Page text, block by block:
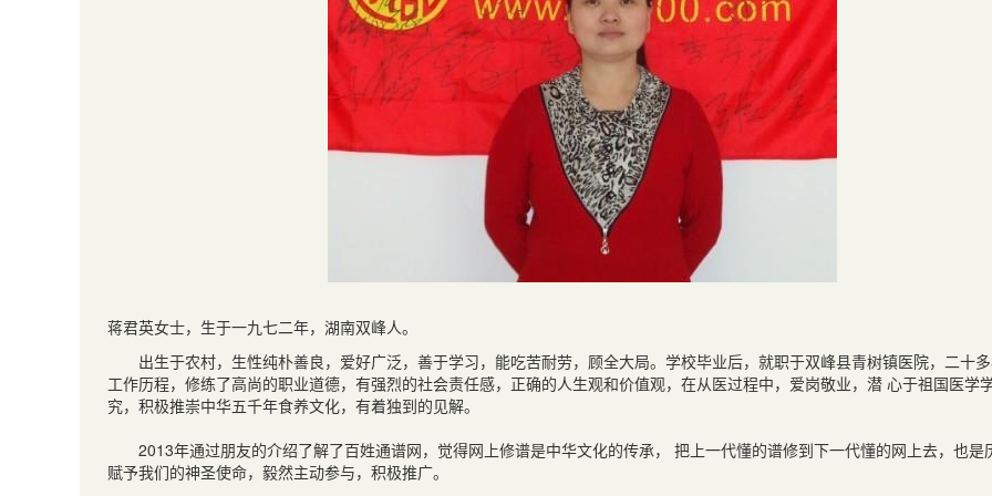
蒋君英女士，生于一九七二年，湖南双峰人。
出生于农村，生性纯朴善良，爱好广泛，善于学习，能吃苦耐劳，顾全大局。学校毕业后，就职于双峰县青树镇医院，二十
工作历程，修练了高尚的职业道德，有强烈的社会责任感，正确的人生观和价值观，在从医过程中，爱岗敬业，潜 心于祖国医学
究，积极推崇中华五千年食养文化，有着独到的见解。
2013年通过朋友的介绍了解了百姓通谱网，觉得网上修谱是中华文化的传承， 把上一代懂的谱修到下一代懂的网上去，也是
赋予我们的神圣使命，毅然主动参与，积极推广。